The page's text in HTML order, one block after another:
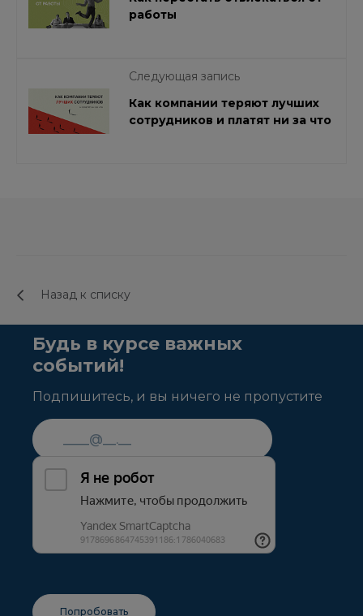
работы
Следующая запись
Как компании теряют лучших
сотрудников и платят ни за что
Назад к списку
Будь в курсе важных
событий!
Подпишитесь, и вы ничего не пропустите